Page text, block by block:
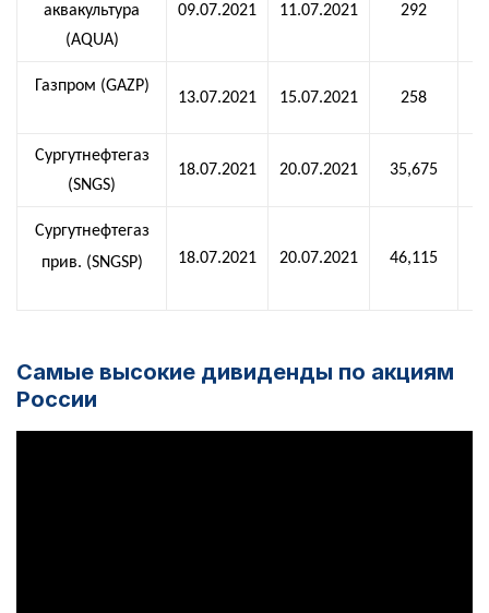
аквакультура
(AQUA)
09.07.2021 11.07.2021 292
Газпром (GAZP)
13.07.2021 15.07.2021 258
Сургутнефтегаз
(SNGS)
18.07.2021 20.07.2021 35,675
Сургутнефтегаз
прив. (SNGSP)
18.07.2021 20.07.2021 46,115
Самые высокие дивиденды по акциям
России